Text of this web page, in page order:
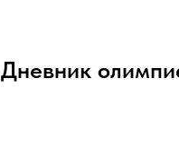
Дневник